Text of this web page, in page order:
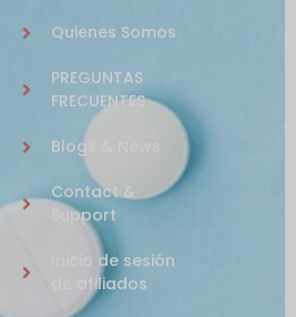
Quienes Somos
PREGUNTAS
FRECUENTES
Blogs & News
Contact &
Support
Inicio de sesión
de afiliados